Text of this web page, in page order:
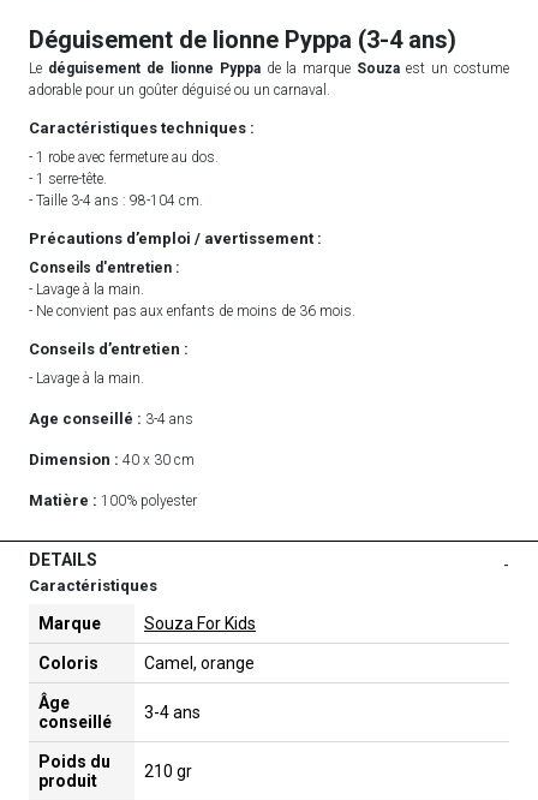
Déguisement de lionne Pyppa (3-4 ans)
Le déguisement de lionne Pyppa de la marque Souza est un costume
adorable pour un goûter déguisé ou un carnaval.
Caractéristiques techniques :
- 1 robe avec fermeture au dos.
- 1 serre-tête.
- Taille 3-4 ans : 98-104 cm.
Précautions d’emploi / avertissement :
Conseils d'entretien :
- Lavage à la main.
- Ne convient pas aux enfants de moins de 36 mois.
Conseils d’entretien :
- Lavage à la main.
Age conseillé : 3-4 ans
Dimension : 40 x 30 cm
Matière : 100% polyester
DETAILS -
Caractéristiques
Marque Souza For Kids
Coloris Camel, orange
Âge
conseillé
3-4 ans
Poids du
produit
210 gr